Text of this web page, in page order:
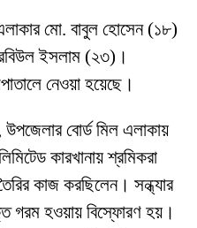
মো. বাবুল হোসেন (১৮)
রবিউল ইসলাম (২৩)।
নেওয়া হয়েছে।
উপজেলার বোর্ড মিল এলাকায়
কারখানায় শ্রমিকরা
কাজ করছিলেন। সন্ধ্যার
গরম হওয়ায় বিস্ফোরণ হয়।